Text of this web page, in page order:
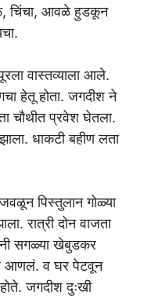
चिंचा, आवळे हुडकून
वास्तव्याला आले.
हेतू होता. जगदीश ने
चौथीत प्रवेश घेतला.
धाकटी बहीण लता
पिस्तुलान गोळ्या
रात्री दोन वाजता
सगळ्या खेबुडकर
आणलं. व घर पेटवून
जगदीश दुःखी